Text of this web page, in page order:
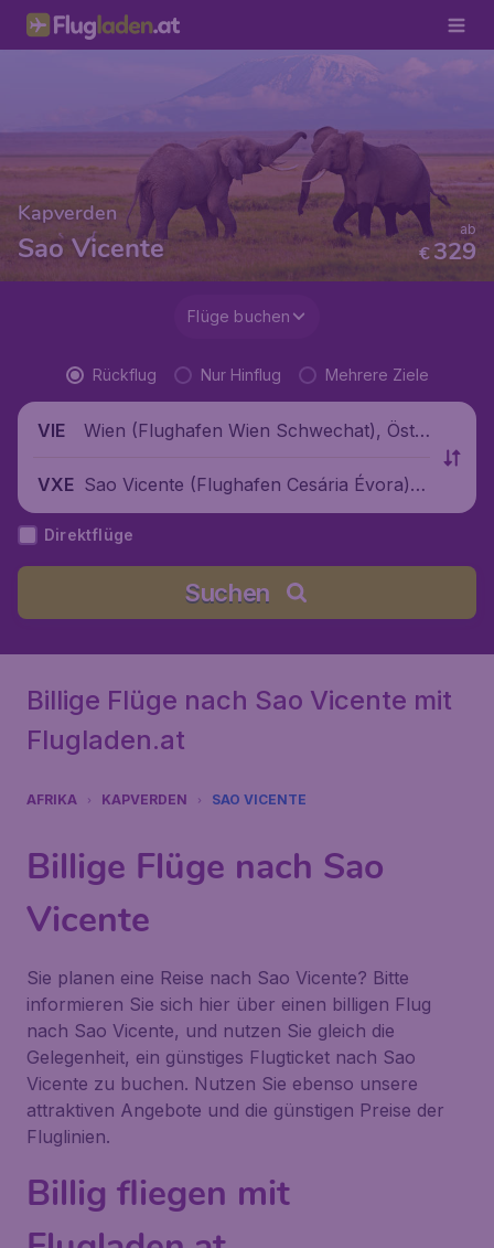
Kapverden
Sao Vicente €329
ab
Flüge buchen
Rückflug Nur Hinflug Mehrere Ziele
VIE
Wien (Flughafen Wien Schwechat), Öste
VXE Sao Vicente (Flughafen Cesária Évora),
Kap Verde
Direktflüge
Suchen
Billige Flüge nach Sao Vicente mit
Flugladen.at
AFRIKA KAPVERDEN SAO VICENTE
Billige Flüge nach Sao
Vicente
Sie planen eine Reise nach Sao Vicente? Bitte
informieren Sie sich hier über einen billigen Flug
nach Sao Vicente, und nutzen Sie gleich die
Gelegenheit, ein günstiges Flugticket nach Sao
Vicente zu buchen. Nutzen Sie ebenso unsere
attraktiven Angebote und die günstigen Preise der
Fluglinien.
Billig fliegen mit